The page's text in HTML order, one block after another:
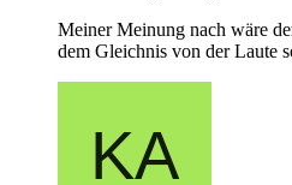
Meiner Meinung nach wäre
dem Gleichnis von der Laute